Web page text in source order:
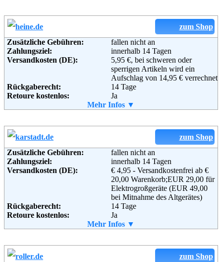
Weiterführende
Informationen:
Blog,AGB
Weitere Zahlungsmethoden:
Adresse:
Baur Versand (GmbH & Co KG)
Bahnhofstraße 10
96222 Burgkunstadt
+49 (0)180-530 50 50
Fax:
+49 (0)9572-91 22 55
Email:
service@baur.de
Weiterführende
Informationen:
zum Shop
Zusätzliche Gebühren:
fallen nicht an
Zahlungsziel:
innerhalb 14 Tagen
Versandkosten (DE):
5,95 €, bei schweren oder
sperrigen Artikeln wird ein
Aufschlag von 14,95 € verrechnet
Rückgaberecht:
14 Tage
Retoure kostenlos:
Ja
im Paket enthalten
Weitere Zahlungsmethoden:
Heinrich Heine GmbH
Windeckstraße 15
D-76135 Karlsruhe
Telefon:
0180–53636
+49-(0)721-991 1919
info@heine.de
Weiterführende
Informationen:
Blog ,AGB
Mehr Infos ▼
zum Shop
Zusätzliche Gebühren:
fallen nicht an
Zahlungsziel:
innerhalb 14 Tagen
Versandkosten (DE):
€ 4,95 - Versandkostenfrei ab €
20,00 Warenkorb;EUR 29,00 für
Elektrogroßgeräte (EUR 49,00
bei Mitnahme des Altgerätes)
Rückgaberecht:
14 Tage
Retoure kostenlos:
Ja
im Paket enthalten
Weitere Zahlungsmethoden:
Mehr Infos ▼
zum Shop